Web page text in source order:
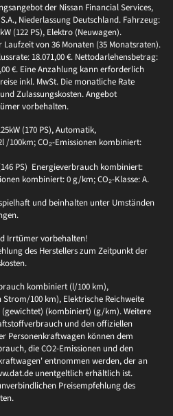
der Nissan Financial Services,
Niederlassung Deutschland. Fahrzeug:
(122 PS), Elektro (Neuwagen).
Laufzeit von 36 Monaten (35 Monatsraten).
18.071,00 €. Nettodarlehensbetrag:
€. Eine Anzahlung kann erforderlich
inkl. MwSt. Die monatliche Rate
Zulassungskosten. Angebot
vorbehalten.
(170 PS), Automatik,
100km; CO₂-Emissionen kombiniert:
(146 PS) Energieverbrauch kombiniert:
kombiniert: 0 g/km; CO₂-Klasse: A.
und beinhalten unter Umständen
Irrtümer vorbehalten!
des Herstellers zum Zeitpunkt der
kombiniert (l/100 km),
100 km), Elektrische Reichweite
(kombiniert) (g/km). Weitere
und den offiziellen
Personenkraftwagen können dem
die CO2-Emissionen und den
entnommen werden, der an
unentgeltlich erhältlich ist.
Preisempfehlung des